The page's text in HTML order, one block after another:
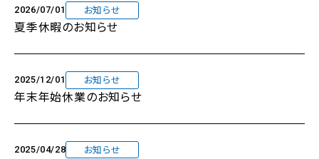
2026/07/01 お知らせ
夏季休暇のお知らせ
2025/12/01 お知らせ
年末年始休業のお知らせ
2025/04/28 お知らせ